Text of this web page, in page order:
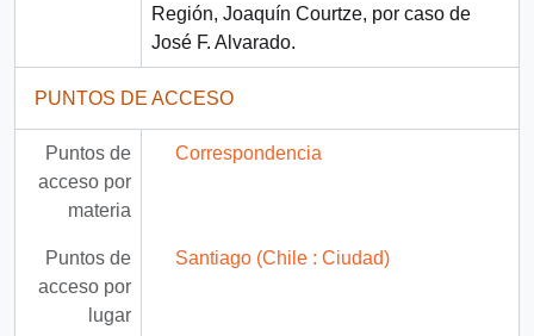
Región, Joaquín Courtze, por caso de
José F. Alvarado.
PUNTOS DE ACCESO
Puntos de
acceso por
materia
Correspondencia
Puntos de
acceso por
lugar
Santiago (Chile : Ciudad)